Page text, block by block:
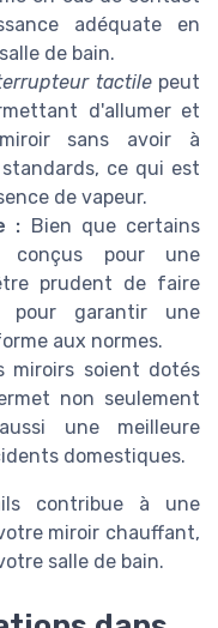
adéquate en
de bain.
tactilepeut
d'allumer et
sans avoir à
ce qui est
de vapeur.
: Bien que certains
conçus pour une
prudent de faire
pour garantir une
aux normes.
miroirs soient dotés
non seulement
une meilleure
domestiques.
contribue à une
miroir chauffant,
salle de bain.